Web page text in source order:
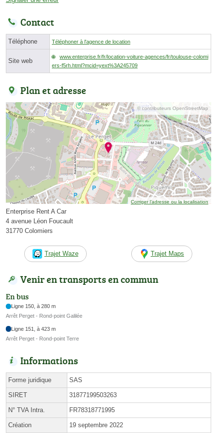
Contact
Téléphone Téléphoner à l'agence de location
Site web
www.enterprise.fr/fr/location-voiture-agences/fr/toulouse-colomi
ers-f5rh.html?mcid=yext%3A245709
Plan et adresse
© contributeurs OpenStreetMap
Corriger l’adresse ou la localisation
Enterprise Rent A Car
4 avenue Léon Foucault
31770 Colomiers
Trajet Waze Trajet Maps
Venir en transports en commun
En bus
Ligne 150, à 280 m
Arrêt Perget - Rond-point Galilée
Ligne 151, à 423 m
Arrêt Perget - Rond-point Terre
Informations
Forme juridique SAS
SIRET 31877199503263
N° TVA Intra. FR78318771995
Création 19 septembre 2022